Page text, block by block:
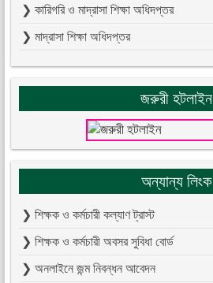
❯ কারিগরি ও মাদ্রাসা শিক্ষা অধিদপ্তর
❯ মাদ্রাসা শিক্ষা অধিদপ্তর
জরুরী হটলাইন
অন্যান্য লিংক
❯ শিক্ষক ও কর্মচারী কল্যাণ ট্রাস্ট
❯ শিক্ষক ও কর্মচারী অবসর সুবিধা বোর্ড
❯ অনলাইনে জন্ম নিবন্ধন আবেদন